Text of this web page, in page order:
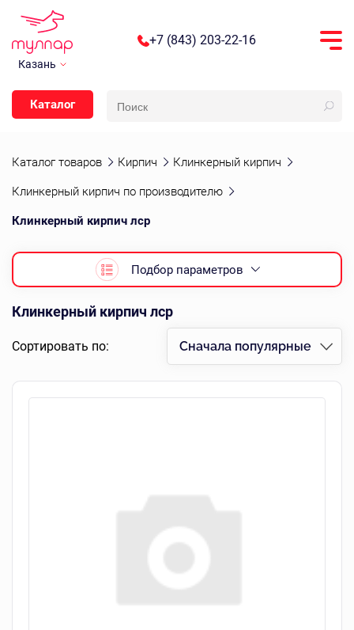
Казань
+7 (843) 203-22-16
Каталог
Каталог товаров Кирпич Клинкерный кирпич
Клинкерный кирпич по производителю
Клинкерный кирпич лср
Подбор параметров
Клинкерный кирпич лср
Сортировать по: Сначала популярные